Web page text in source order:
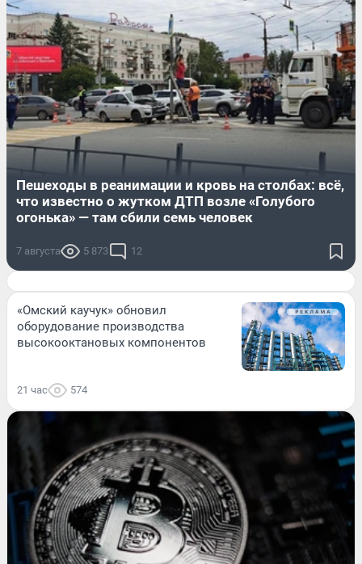
Пешеходы в реанимации и кровь на столбах: всё,
что известно о жутком ДТП возле «Голубого
огонька» — там сбили семь человек
7 августа 5 873 12
«Омский каучук» обновил
оборудование производства
высокооктановых компонентов
21 час 574